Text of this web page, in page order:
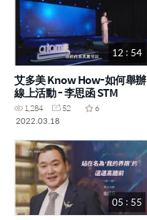
12 : 54
艾多美 Know How-如何舉辦
線上活動 - 李思函 STM
1,284 52
6
2022.03.18
05 : 55